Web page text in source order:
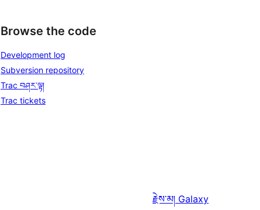
Browse the code
Development log
Subversion repository
Trac བཤར་ལྟ།
Trac tickets
རྗེས་མ། Galaxy